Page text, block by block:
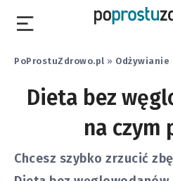
PoProstuZdrowo.pl » Odżywianie
Dieta bez
na czym
Chcesz szybko zrzucić